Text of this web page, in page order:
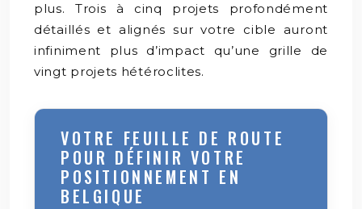
plus. Trois à cinq projets profondément
détaillés et alignés sur votre cible auront
infiniment plus d’impact qu’une grille de
vingt projets hétéroclites.
VOTRE FEUILLE DE ROUTE
POUR DÉFINIR VOTRE
POSITIONNEMENT EN
BELGIQUE